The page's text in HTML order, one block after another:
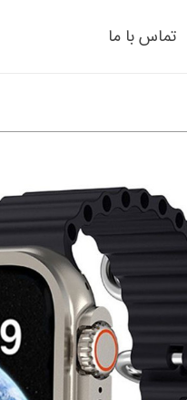
تماس با ما